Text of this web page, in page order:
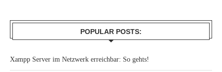
POPULAR POSTS:
Xampp Server im Netzwerk erreichbar: So gehts!